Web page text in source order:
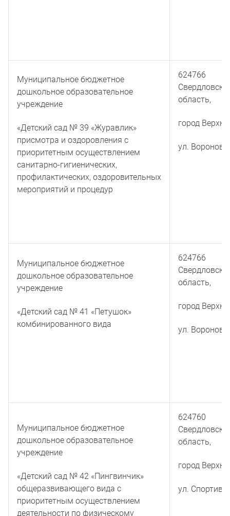
Муниципальное бюджетное
дошкольное образовательное
учреждение
«Детский сад № 39 «Журавлик»
присмотра и оздоровления с
приоритетным осуществлением
санитарно-гигиенических,
профилактических, оздоровительных
мероприятий и процедур
624766
область,
город
ул.
Муниципальное бюджетное
дошкольное образовательное
учреждение
«Детский сад № 41 «Петушок»
комбинированного вида
624766
область,
город
ул.
Муниципальное бюджетное
дошкольное образовательное
учреждение
«Детский сад № 42 «Пингвинчик»
общеразвивающего вида с
приоритетным осуществлением
деятельности по физическому
624760
область,
город
ул.